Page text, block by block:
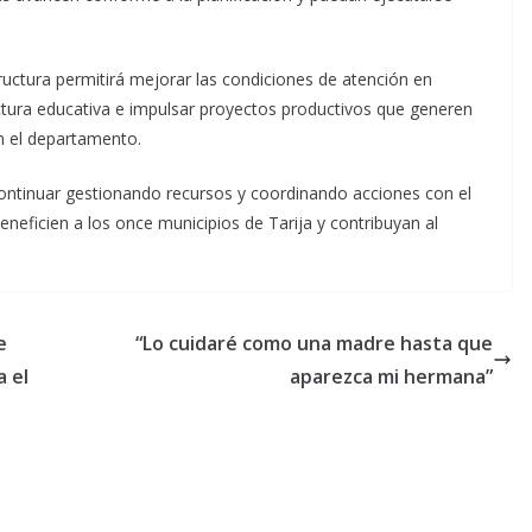
permitirá mejorar las condiciones de atención en
educativa e impulsar proyectos productivos que generen
el departamento.
gestionando recursos y coordinando acciones con el
a los once municipios de Tarija y contribuyan al
el
“Lo cuidaré como una madre hasta que
aparezca mi hermana”